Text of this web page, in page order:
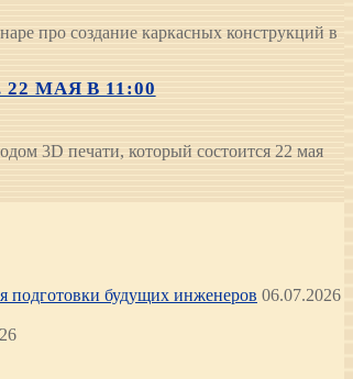
про создание каркасных конструкций в
МАЯ В 11:00
3D печати, который состоится 22 мая
подготовки будущих инженеров 06.07.2026